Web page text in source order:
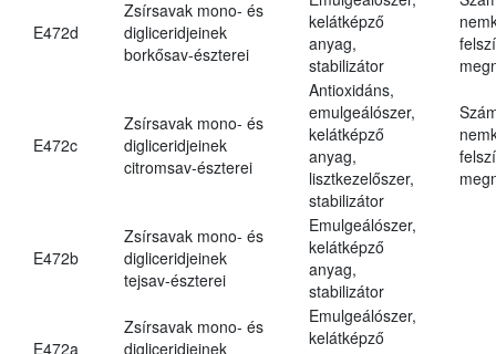
E472d
Zsírsavak mono- és
digliceridjeinek
borkősav-észterei
kelátképző
anyag,
stabilizátor
E472c
Zsírsavak mono- és
digliceridjeinek
citromsav-észterei
Antioxidáns,
emulgeálószer,
kelátképző
anyag,
lisztkezelőszer,
stabilizátor
E472b
Zsírsavak mono- és
digliceridjeinek
tejsav-észterei
Emulgeálószer,
kelátképző
anyag,
stabilizátor
E472a
Zsírsavak mono- és
digliceridjeinek
Emulgeálószer,
kelátképző